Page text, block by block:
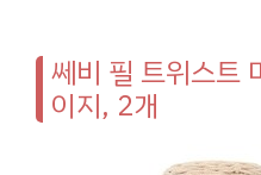
쎄비 필 트위스트
이지, 2개